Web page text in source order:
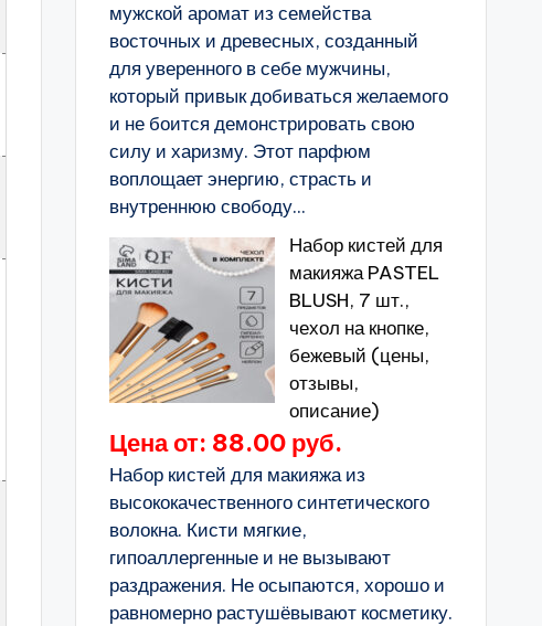
мужской аромат из семейства
восточных и древесных, созданный
для уверенного в себе мужчины,
который привык добиваться желаемого
и не боится демонстрировать свою
силу и харизму. Этот парфюм
воплощает энергию, страсть и
внутреннюю свободу...
Набор кистей для
макияжа PASTEL
BLUSH, 7 шт.,
чехол на кнопке,
бежевый (цены,
отзывы,
описание)
Цена от: 88.00 руб.
Набор кистей для макияжа из
высококачественного синтетического
волокна. Кисти мягкие,
гипоаллергенные и не вызывают
раздражения. Не осыпаются, хорошо и
равномерно растушёвывают косметику.